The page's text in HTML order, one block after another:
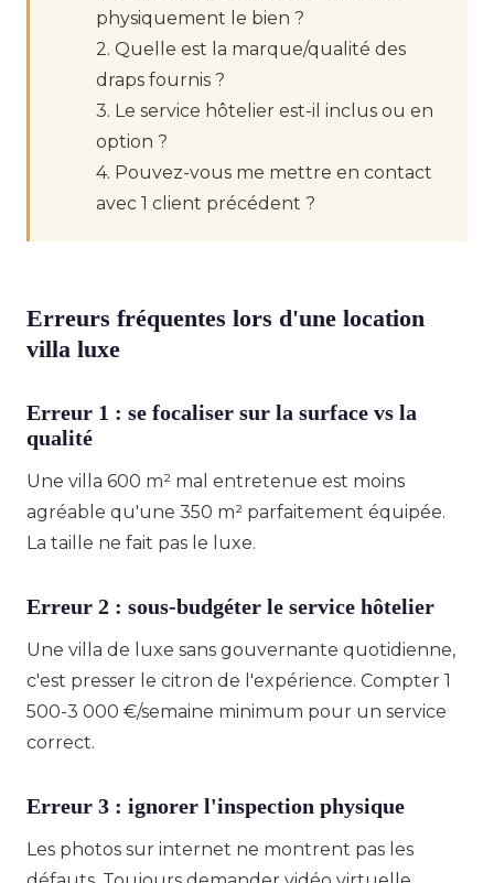
physiquement le bien ?
2. Quelle est la marque/qualité des
draps fournis ?
3. Le service hôtelier est-il inclus ou en
option ?
4. Pouvez-vous me mettre en contact
avec 1 client précédent ?
Erreurs fréquentes lors d'une location
villa luxe
Erreur 1 : se focaliser sur la surface vs la
qualité
Une villa 600 m² mal entretenue est moins
agréable qu'une 350 m² parfaitement équipée.
La taille ne fait pas le luxe.
Erreur 2 : sous-budgéter le service hôtelier
Une villa de luxe sans gouvernante quotidienne,
c'est presser le citron de l'expérience. Compter 1
500-3 000 €/semaine minimum pour un service
correct.
Erreur 3 : ignorer l'inspection physique
Les photos sur internet ne montrent pas les